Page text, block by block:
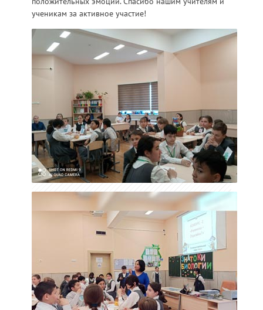
ученикам за активное участие!